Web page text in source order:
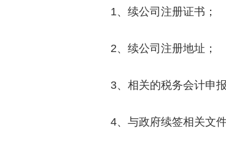
1、续公司注册证书；
2、续公司注册地址；
3、相关的税务会计申报
4、与政府续签相关文